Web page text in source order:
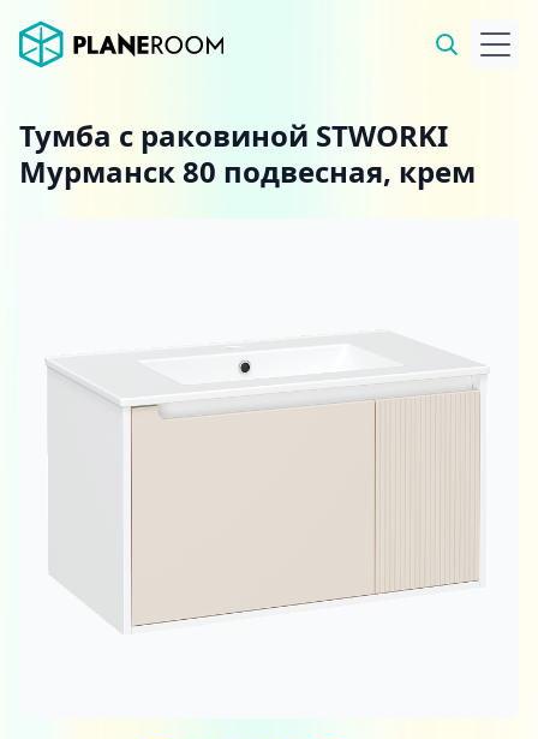
Тумба с раковиной STWORKI
Мурманск 80 подвесная, крем